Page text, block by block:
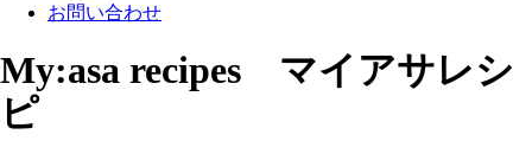
お問い合わせ
My:asa recipes マイアサレシ
ピ